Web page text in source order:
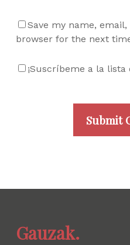
Save my name,
browser for the next
¡Suscríbeme a la lista
Gauzak.